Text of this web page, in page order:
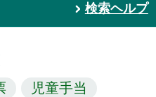
検索ヘルプ
児童手当